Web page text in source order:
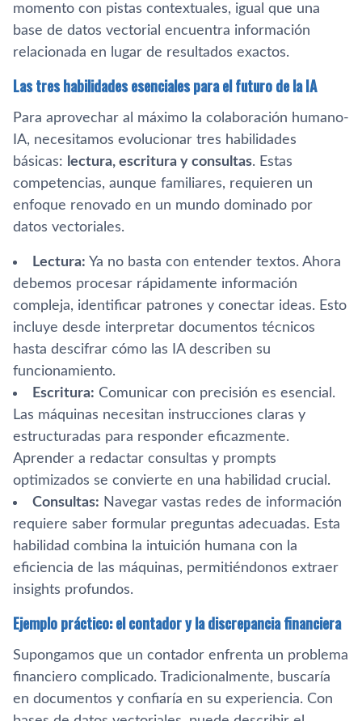
momento con pistas contextuales, igual que una
base de datos vectorial encuentra información
relacionada en lugar de resultados exactos.
Las tres habilidades esenciales para el futuro de la IA
Para aprovechar al máximo la colaboración humano-
IA, necesitamos evolucionar tres habilidades
básicas: lectura, escritura y consultas. Estas
competencias, aunque familiares, requieren un
enfoque renovado en un mundo dominado por
datos vectoriales.
Lectura: Ya no basta con entender textos. Ahora
debemos procesar rápidamente información
compleja, identificar patrones y conectar ideas. Esto
incluye desde interpretar documentos técnicos
hasta descifrar cómo las IA describen su
funcionamiento.
Escritura: Comunicar con precisión es esencial.
Las máquinas necesitan instrucciones claras y
estructuradas para responder eficazmente.
Aprender a redactar consultas y prompts
optimizados se convierte en una habilidad crucial.
Consultas: Navegar vastas redes de información
requiere saber formular preguntas adecuadas. Esta
habilidad combina la intuición humana con la
eficiencia de las máquinas, permitiéndonos extraer
insights profundos.
Ejemplo práctico: el contador y la discrepancia financiera
Supongamos que un contador enfrenta un problema
financiero complicado. Tradicionalmente, buscaría
en documentos y confiaría en su experiencia. Con